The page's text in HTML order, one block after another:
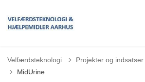
Velfærdsteknologi Projekter og indsatser
MidUrine